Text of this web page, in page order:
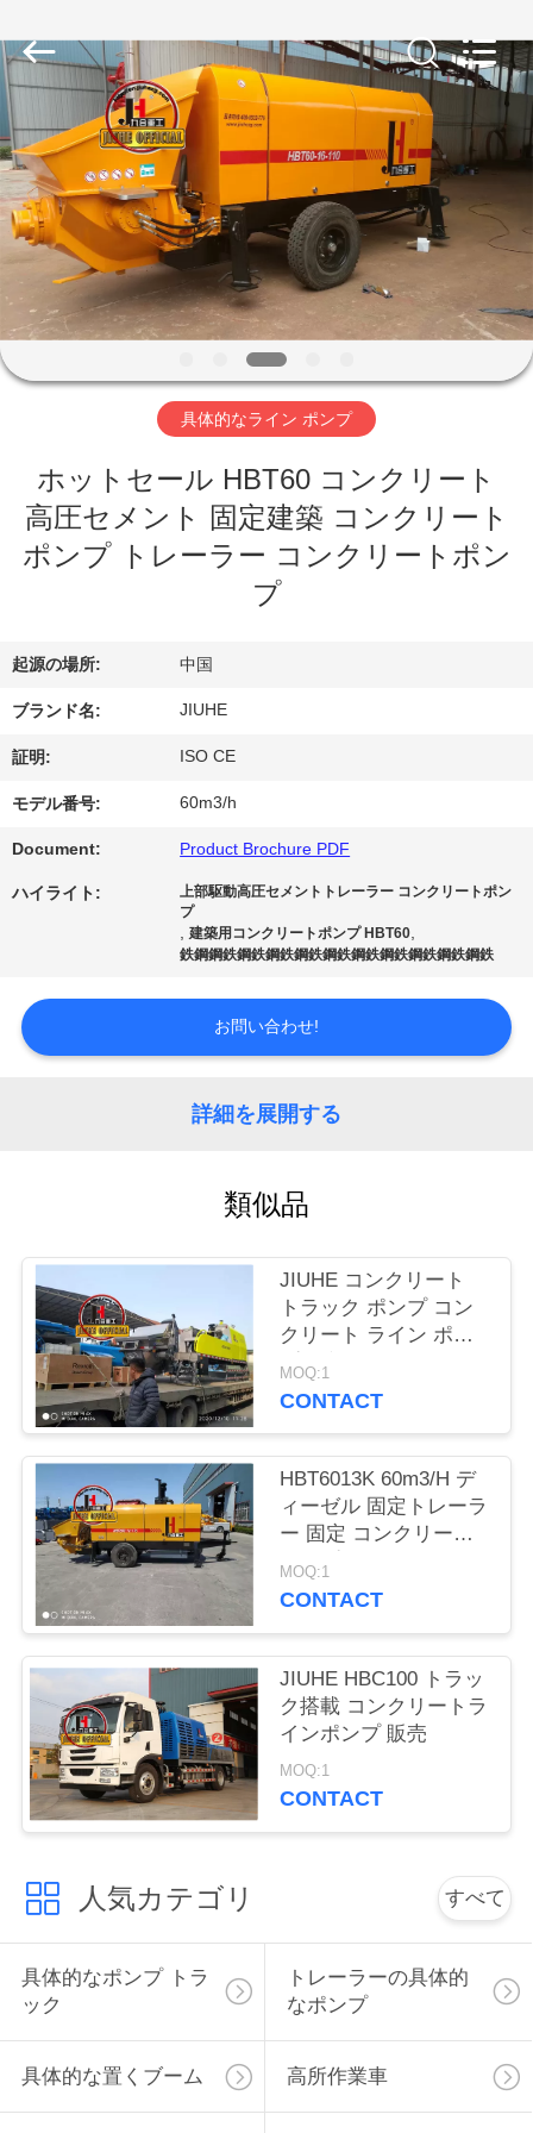
家
プ
ロ
ダ
ク
デ
オ
VR
シ
ョ
ー
私
つ
場
品
接
米
国
引
を
要
求
し
-
2026
Qingdao
Jiuhe
Heavy
Industry
Machinery
Co.,
Ltd.
All
Rights
Reserved.
具体的なライン ポンプ
ホットセール HBT60 コンクリート
高圧セメント 固定建築 コンクリート
ポンプ トレーラー コンクリートポン
プ
起源の場所: 中国
ブランド名: JIUHE
証明: ISO CE
モデル番号: 60m3/h
Document: Product Brochure PDF
ハイライト:
上部駆動高圧セメントトレーラー コンクリートポン
プ
,建築用コンクリートポンプ HBT60,
鉄鋼鋼鉄鋼鉄鋼鉄鋼鉄鋼鉄鋼鉄鋼鉄鋼鉄鋼鉄鋼鉄
お問い合わせ!
詳細を展開する
類似品
JIUHE コンクリート
トラック ポンプ コン
クリート ライン ポン
プ 上部 トラック 搭載
コンクリート ライン
MOQ:1
CONTACT
HBT6013K 60m3/H デ
ィーゼル 固定トレーラ
ー 固定 コンクリート
ポンプ
MOQ:1
CONTACT
JIUHE HBC100 トラッ
ク搭載 コンクリートラ
インポンプ 販売
MOQ:1
CONTACT
人気カテゴリ すべて
具体的なポンプ トラ
ック
トレーラーの具体的
なポンプ
具体的な置くブーム 高所作業車